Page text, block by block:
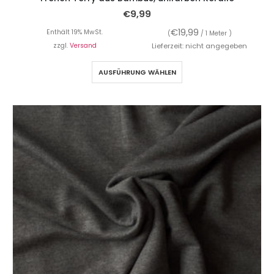
€9,99
Enthält 19% MwSt. (€19,99 / 1 Meter )
zzgl. Versand Lieferzeit: nicht angegeben
AUSFÜHRUNG WÄHLEN